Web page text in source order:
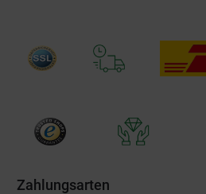
Zahlungsarten